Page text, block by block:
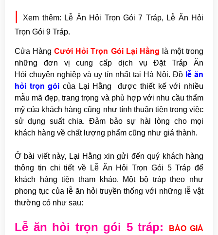
| Xem thêm: Lễ Ăn Hỏi Trọn Gói 7 Tráp, Lễ Ăn Hỏi
Trọn Gói 9 Tráp.
Cửa HàngCưới Hỏi Trọn Gói Lại Hằng là một trong
những đơn vị cung cấp dịch vụ Đặt Tráp Ăn
Hỏi chuyên nghiệp và uy tín nhất tại Hà Nội. Đồ lễ ăn
hỏi trọn gói của Lại Hằng được thiết kế với nhiều
mẫu mã đẹp, trang trọng và phù hợp với nhu cầu thẩm
mỹ của khách hàng cũng như tính thuận tiện trong việc
sử dụng suất chia. Đảm bảo sự hài lòng cho mọi
khách hàng về chất lượng phẩm cũng như giá thành.
Ở bài viết này, Lại Hằng xin gửi đến quý khách hàng
thông tin chi tiết về Lễ Ăn Hỏi Trọn Gói 5 Tráp để
khách hàng tiện tham khảo. Một bộ tráp theo như
phong tục của lễ ăn hỏi truyền thống với những lễ vật
thường có như sau:
Lễ ăn hỏi trọn gói 5 tráp:
BÁO GIÁ